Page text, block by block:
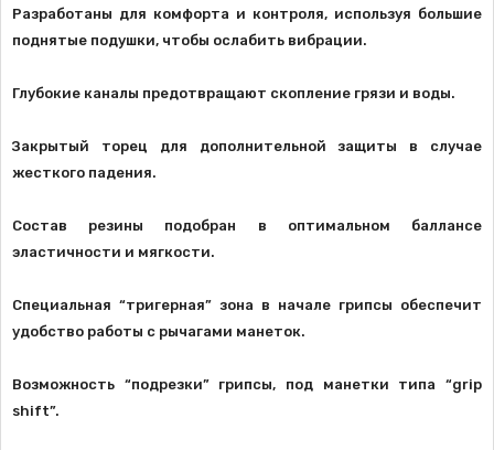
Разработаны для комфорта и контроля, используя большие
поднятые подушки, чтобы ослабить вибрации.
Глубокие каналы предотвращают скопление грязи и воды.
Закрытый торец для дополнительной защиты в случае
жесткого падения.
Состав резины подобран в оптимальном баллансе
эластичности и мягкости.
Специальная “тригерная” зона в начале грипсы обеспечит
удобство работы с рычагами манеток.
Возможность “подрезки” грипсы, под манетки типа “grip
shift”.